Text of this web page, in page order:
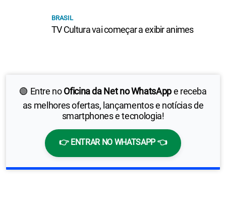
🟢 Entre noOficina da Net no WhatsAppe receba
as melhores ofertas, lançamentos e notícias de
smartphones e tecnologia!
👉 ENTRAR NO WHATSAPP 👈
BRASIL
TV Cultura vai começar a exibir animes